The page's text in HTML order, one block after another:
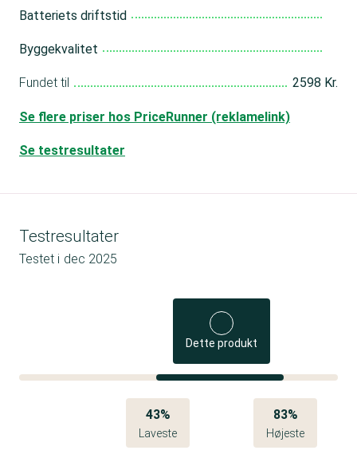
Batteriets driftstid
Byggekvalitet
Fundet til 2598 Kr.
Se flere priser hos PriceRunner (reklamelink)
Se testresultater
Testresultater
Testet i dec 2025
Dette produkt
43%
Laveste
83%
Højeste